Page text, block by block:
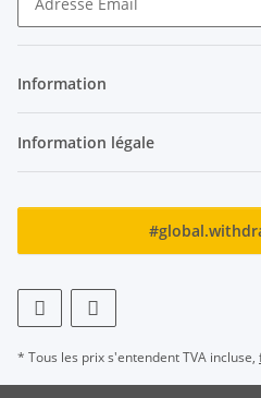
Information
Information légale
* Tous les prix s'entendent TVA incluse,